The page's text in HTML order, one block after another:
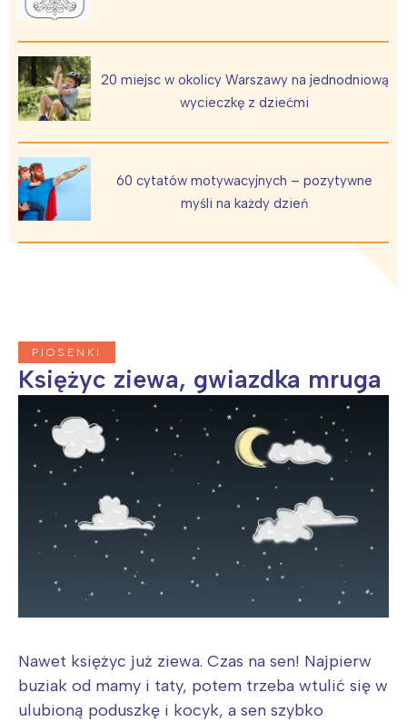
20 miejsc w okolicy Warszawy na jednodniową
wycieczkę z dziećmi
60 cytatów motywacyjnych – pozytywne
myśli na każdy dzień
PIOSENKI
Księżyc ziewa, gwiazdka mruga
Nawet księżyc już ziewa. Czas na sen! Najpierw
buziak od mamy i taty, potem trzeba wtulić się w
ulubioną poduszkę i kocyk, a sen szybko
Interesują mnie wydarzenia z
tego regionu:
Poznań
Wrocław
Wszystkie
Wybieram